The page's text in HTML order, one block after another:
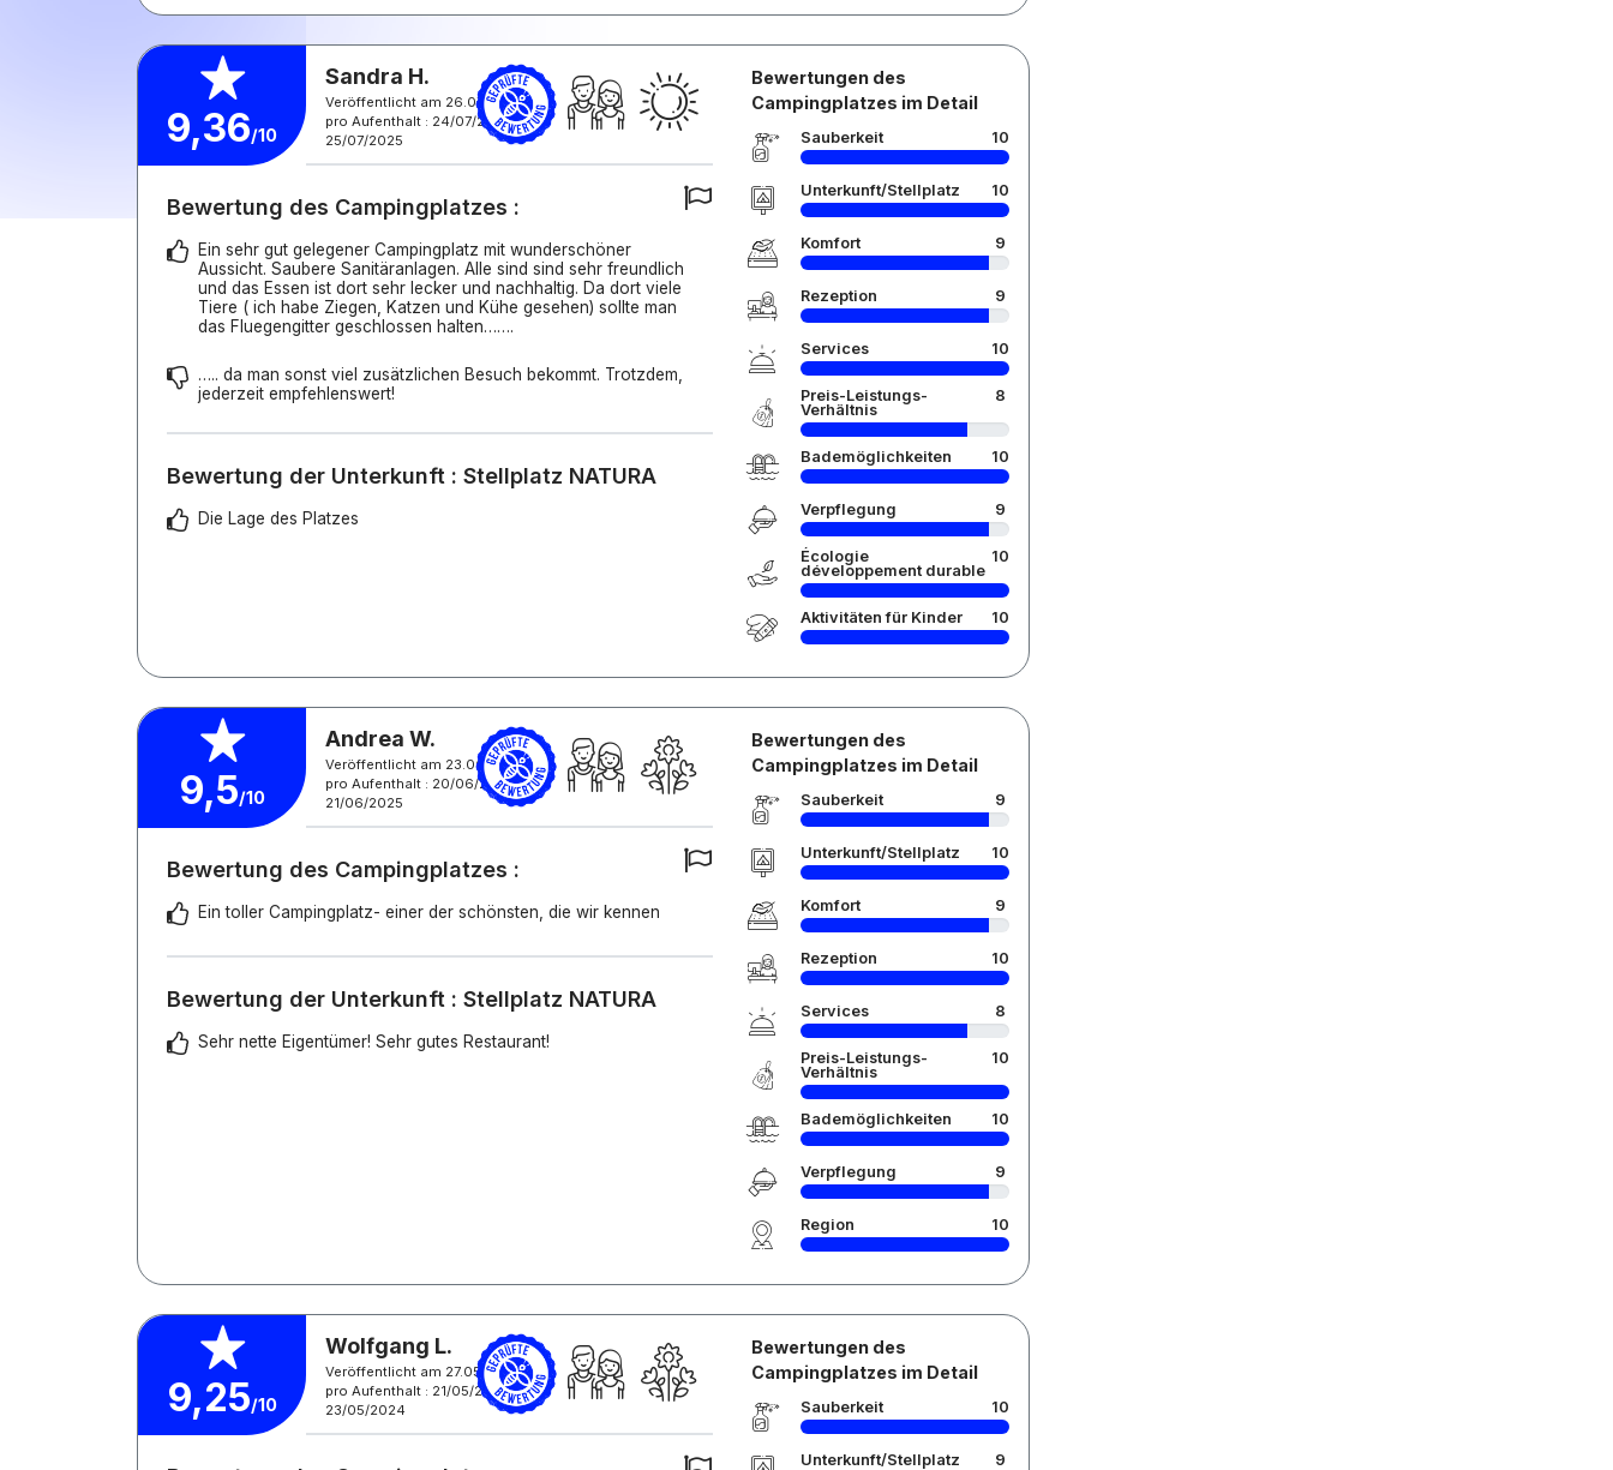
9,36/10
Sandra H.
Veröffentlicht am 26.07.2025
pro Aufenthalt : 24/07/2025 -
25/07/2025
Bewertung des Campingplatzes :
Ein sehr gut gelegener Campingplatz mit wunderschöner
Aussicht. Saubere Sanitäranlagen. Alle sind sind sehr freundlich
und das Essen ist dort sehr lecker und nachhaltig. Da dort viele
Tiere ( ich habe Ziegen, Katzen und Kühe gesehen) sollte man
das Fluegengitter geschlossen halten…….
….. da man sonst viel zusätzlichen Besuch bekommt. Trotzdem,
jederzeit empfehlenswert!
Bewertung der Unterkunft : Stellplatz NATURA
Die Lage des Platzes
Bewertungen des
Campingplatzes im Detail
Sauberkeit 10
Unterkunft/Stellplatz 10
Komfort 9
Rezeption 9
Services 10
Preis-Leistungs-
Verhältnis
8
Bademöglichkeiten 10
Verpflegung 9
Écologie
développement durable
10
Aktivitäten für Kinder 10
9,5/10
Andrea W.
Veröffentlicht am 23.06.2025
pro Aufenthalt : 20/06/2025 -
21/06/2025
Bewertung des Campingplatzes :
Ein toller Campingplatz- einer der schönsten, die wir kennen
Bewertung der Unterkunft : Stellplatz NATURA
Sehr nette Eigentümer! Sehr gutes Restaurant!
Bewertungen des
Campingplatzes im Detail
Sauberkeit 9
Unterkunft/Stellplatz 10
Komfort 9
Rezeption 10
Services 8
Preis-Leistungs-
Verhältnis
10
Bademöglichkeiten 10
Verpflegung 9
Region 10
9,25/10
Wolfgang L.
Veröffentlicht am 27.05.2024
pro Aufenthalt : 21/05/2024 -
23/05/2024
Bewertungen des
Campingplatzes im Detail
Sauberkeit 10
Unterkunft/Stellplatz 9